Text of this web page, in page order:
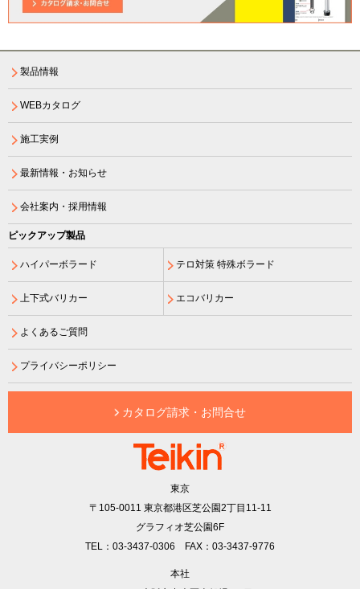
製品情報
WEBカタログ
施工実例
最新情報・お知らせ
会社案内・採用情報
ピックアップ製品
ハイパーボラード テロ対策 特殊ボラード
上下式バリカー エコバリカー
よくあるご質問
プライバシーポリシー
カタログ請求・お問合せ
東京
〒105-0011 東京都港区芝公園2丁目11-11
グラフィオ芝公園6F
TEL：03-3437-0306 FAX：03-3437-9776
本社